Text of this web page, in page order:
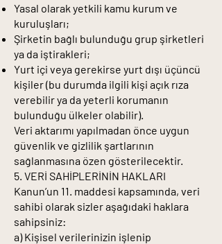
Yasal olarak yetkili kamu kurum ve
kuruluşları;
Şirketin bağlı bulunduğu grup şirketleri
ya da iştirakleri;
Yurt içi veya gerekirse yurt dışı üçüncü
kişiler (bu durumda ilgili kişi açık rıza
verebilir ya da yeterli korumanın
bulunduğu ülkeler olabilir).
Veri aktarımı yapılmadan önce uygun
güvenlik ve gizlilik şartlarının
sağlanmasına özen gösterilecektir.
5. VERİ SAHİPLERİNİN HAKLARI
Kanun’un 11. maddesi kapsamında, veri
sahibi olarak sizler aşağıdaki haklara
sahipsiniz:
a) Kişisel verilerinizin işlenip